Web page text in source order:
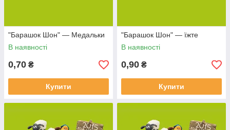
"Барашок Шон" — Медальки
В наявності
0,70 ₴
Купити
"Барашок Шон" — їжте
В наявності
0,90 ₴
Купити